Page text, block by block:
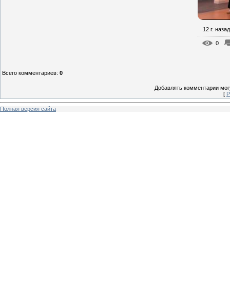
12 г. назад
0
Всего комментариев: 0
Добавлять комментарии
[
Полная версия сайта